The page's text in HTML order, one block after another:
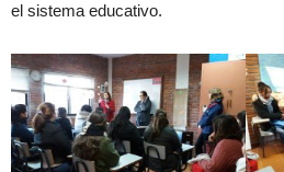
el sistema educativo.